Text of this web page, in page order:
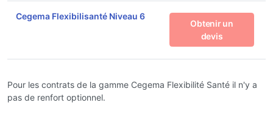
Cegema Flexibilisanté Niveau 6
Obtenir un
devis
Pour les contrats de la gamme Cegema Flexibilité Santé il n'y a
pas de renfort optionnel.